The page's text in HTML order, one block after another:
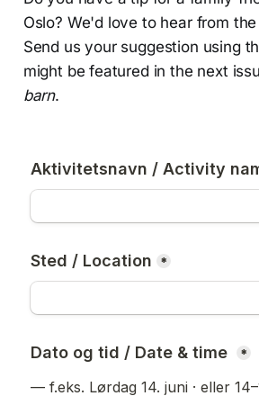
Oslo? We'd love to hear from
Send us your suggestion using
might be featured in the next
barn.